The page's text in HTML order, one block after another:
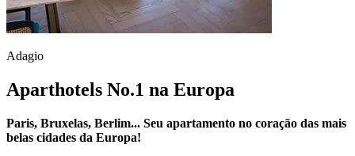
Adagio
Aparthotels No.1 na Europa
Paris, Bruxelas, Berlim... Seu apartamento no coração das mais
belas cidades da Europa!